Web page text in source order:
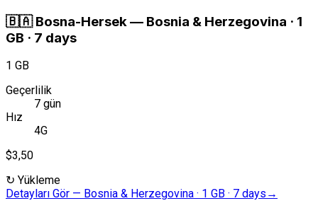
🇧🇦 Bosna-Hersek— Bosnia & Herzegovina · 1
GB · 7 days
1 GB
Geçerlilik
7 gün
Hız
4G
$3,50
↻ Yükleme
Detayları Gör — Bosnia & Herzegovina · 1 GB · 7 days →